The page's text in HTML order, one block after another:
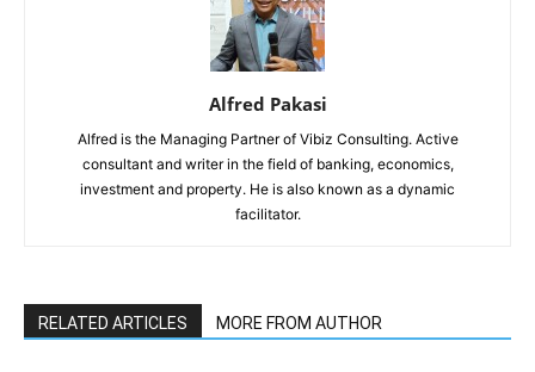
Alfred Pakasi
Alfred is the Managing Partner of Vibiz Consulting. Active
consultant and writer in the field of banking, economics,
investment and property. He is also known as a dynamic
facilitator.
RELATED ARTICLES MORE FROM AUTHOR